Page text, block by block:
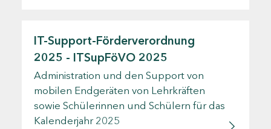
IT-Support-Förderverordnung
2025 - ITSupFöVO 2025
Administration und den Support von
mobilen Endgeräten von Lehrkräften
sowie Schülerinnen und Schülern für das
Kalenderjahr 2025